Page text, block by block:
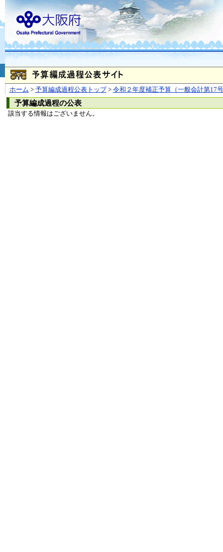
ホーム > 予算編成過程公表トップ> 令和２年度補正予算（一般会計第17
予算編成過程の公表
該当する情報はございません。
お問合せ
大阪府
（法人番号 4000020270008）
本庁 〒540-8570
大阪市
〒559-8555